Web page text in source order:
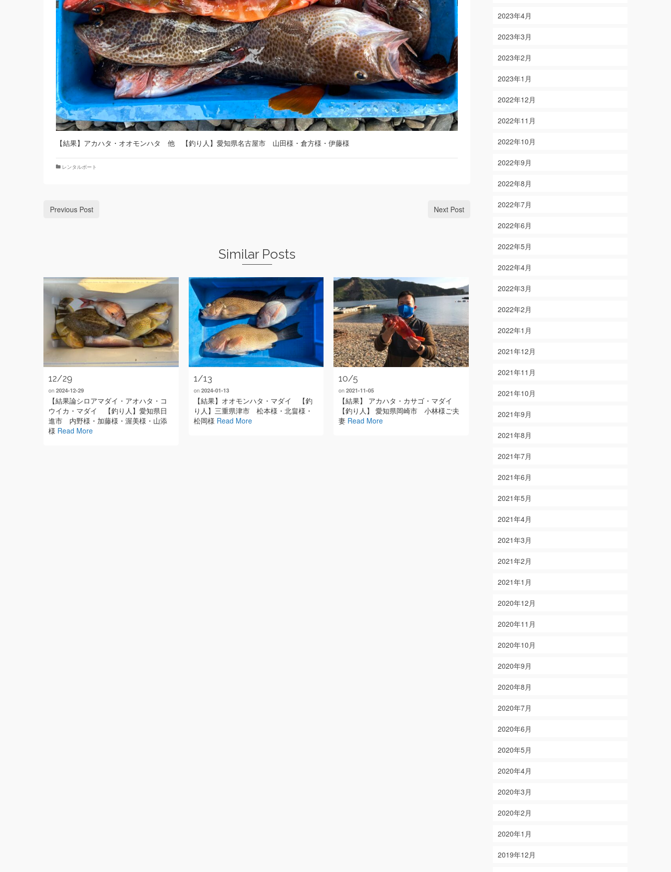
【結果】アカハタ・オオモンハタ 他 【釣り人】愛知県名古屋市 山田様・倉方様・伊藤様
レンタルボート
Previous Post Next Post
Similar Posts
12/29
on 2024-12-29
【結果論シロアマダイ・アオハタ・コ
ウイカ・マダイ 【釣り人】愛知県日
進市 内野様・加藤様・渥美様・山添
様 Read More
1/13
on 2024-01-13
【結果】オオモンハタ・マダイ 【釣
り人】三重県津市 松本様・北畠様・
松岡様 Read More
10/5
on2021-11-05
【結果】 アカハタ・カサゴ・マダイ
【釣り人】 愛知県岡崎市 小林様ご夫
妻 Read More
11/24
2024-11-24
【結果】マダイ・シロアマダイ・アカ
ハタ はか 【釣り人】三重県鈴鹿
市 岡崎様・鈴木様・伊坂様
2023年4月
2023年3月
2023年2月
2023年1月
2022年12月
2022年11月
2022年10月
2022年9月
2022年8月
2022年7月
2022年6月
2022年5月
2022年4月
2022年3月
2022年2月
2022年1月
2021年12月
2021年11月
2021年10月
2021年9月
2021年8月
2021年7月
2021年6月
2021年5月
2021年4月
2021年3月
2021年2月
2021年1月
2020年12月
2020年11月
2020年10月
2020年9月
2020年8月
2020年7月
2020年6月
2020年5月
2020年4月
2020年3月
2020年2月
2020年1月
2019年12月